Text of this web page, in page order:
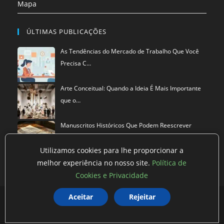
Mapa
ÚLTIMAS PUBLICAÇÕES
As Tendências do Mercado de Trabalho Que Você
Precisa C…
Arte Conceitual: Quando a Ideia É Mais Importante
que o…
Manuscritos Históricos Que Podem Reescrever
Política de privacidade Termos de Uso Exclusão de Dados
Utilizamos cookies para lhe proporcionar a
melhor experiência no nosso site. Política de
Cookies e Privacidade
Aceitar Rejeitar